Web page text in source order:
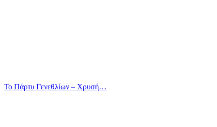
Το Πάρτυ Γενεθλίων – Χρυσή…